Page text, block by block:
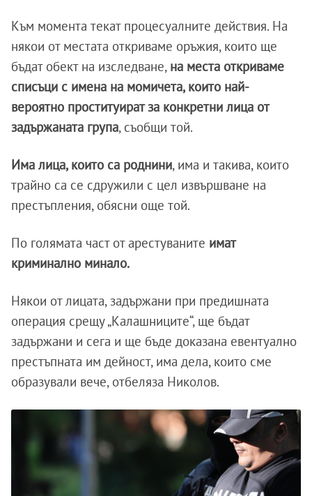
Към момента текат процесуалните действия. На
някои от местата откриваме оръжия, които ще
бъдат обект на изследване, на места откриваме
списъци с имена на момичета, които най-
вероятно проституират за конкретни лица от
задържаната група, съобщи той.
Има лица, които са роднини, има и такива, които
трайно са се сдружили с цел извършване на
престъпления, обясни още той.
По голямата част от арестуваните имат
криминално минало.
Някои от лицата, задържани при предишната
операция срещу „Калашниците“, ще бъдат
задържани и сега и ще бъде доказана евентуално
престъпната им дейност, има дела, които сме
образували вече, отбеляза Николов.